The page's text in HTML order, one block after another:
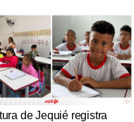
de Jequié registra